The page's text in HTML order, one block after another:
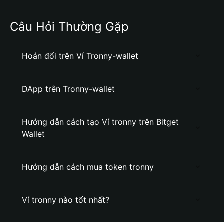
Câu Hỏi Thường Gặp
Hoán đổi trên Ví Tronny-wallet
DApp trên Tronny-wallet
Hướng dẫn cách tạo Ví tronny trên Bitget
Wallet
Hướng dẫn cách mua token tronny
Ví tronny nào tốt nhất?